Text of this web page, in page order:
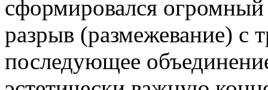
сформировался
разрыв (размежевание) с
последующее